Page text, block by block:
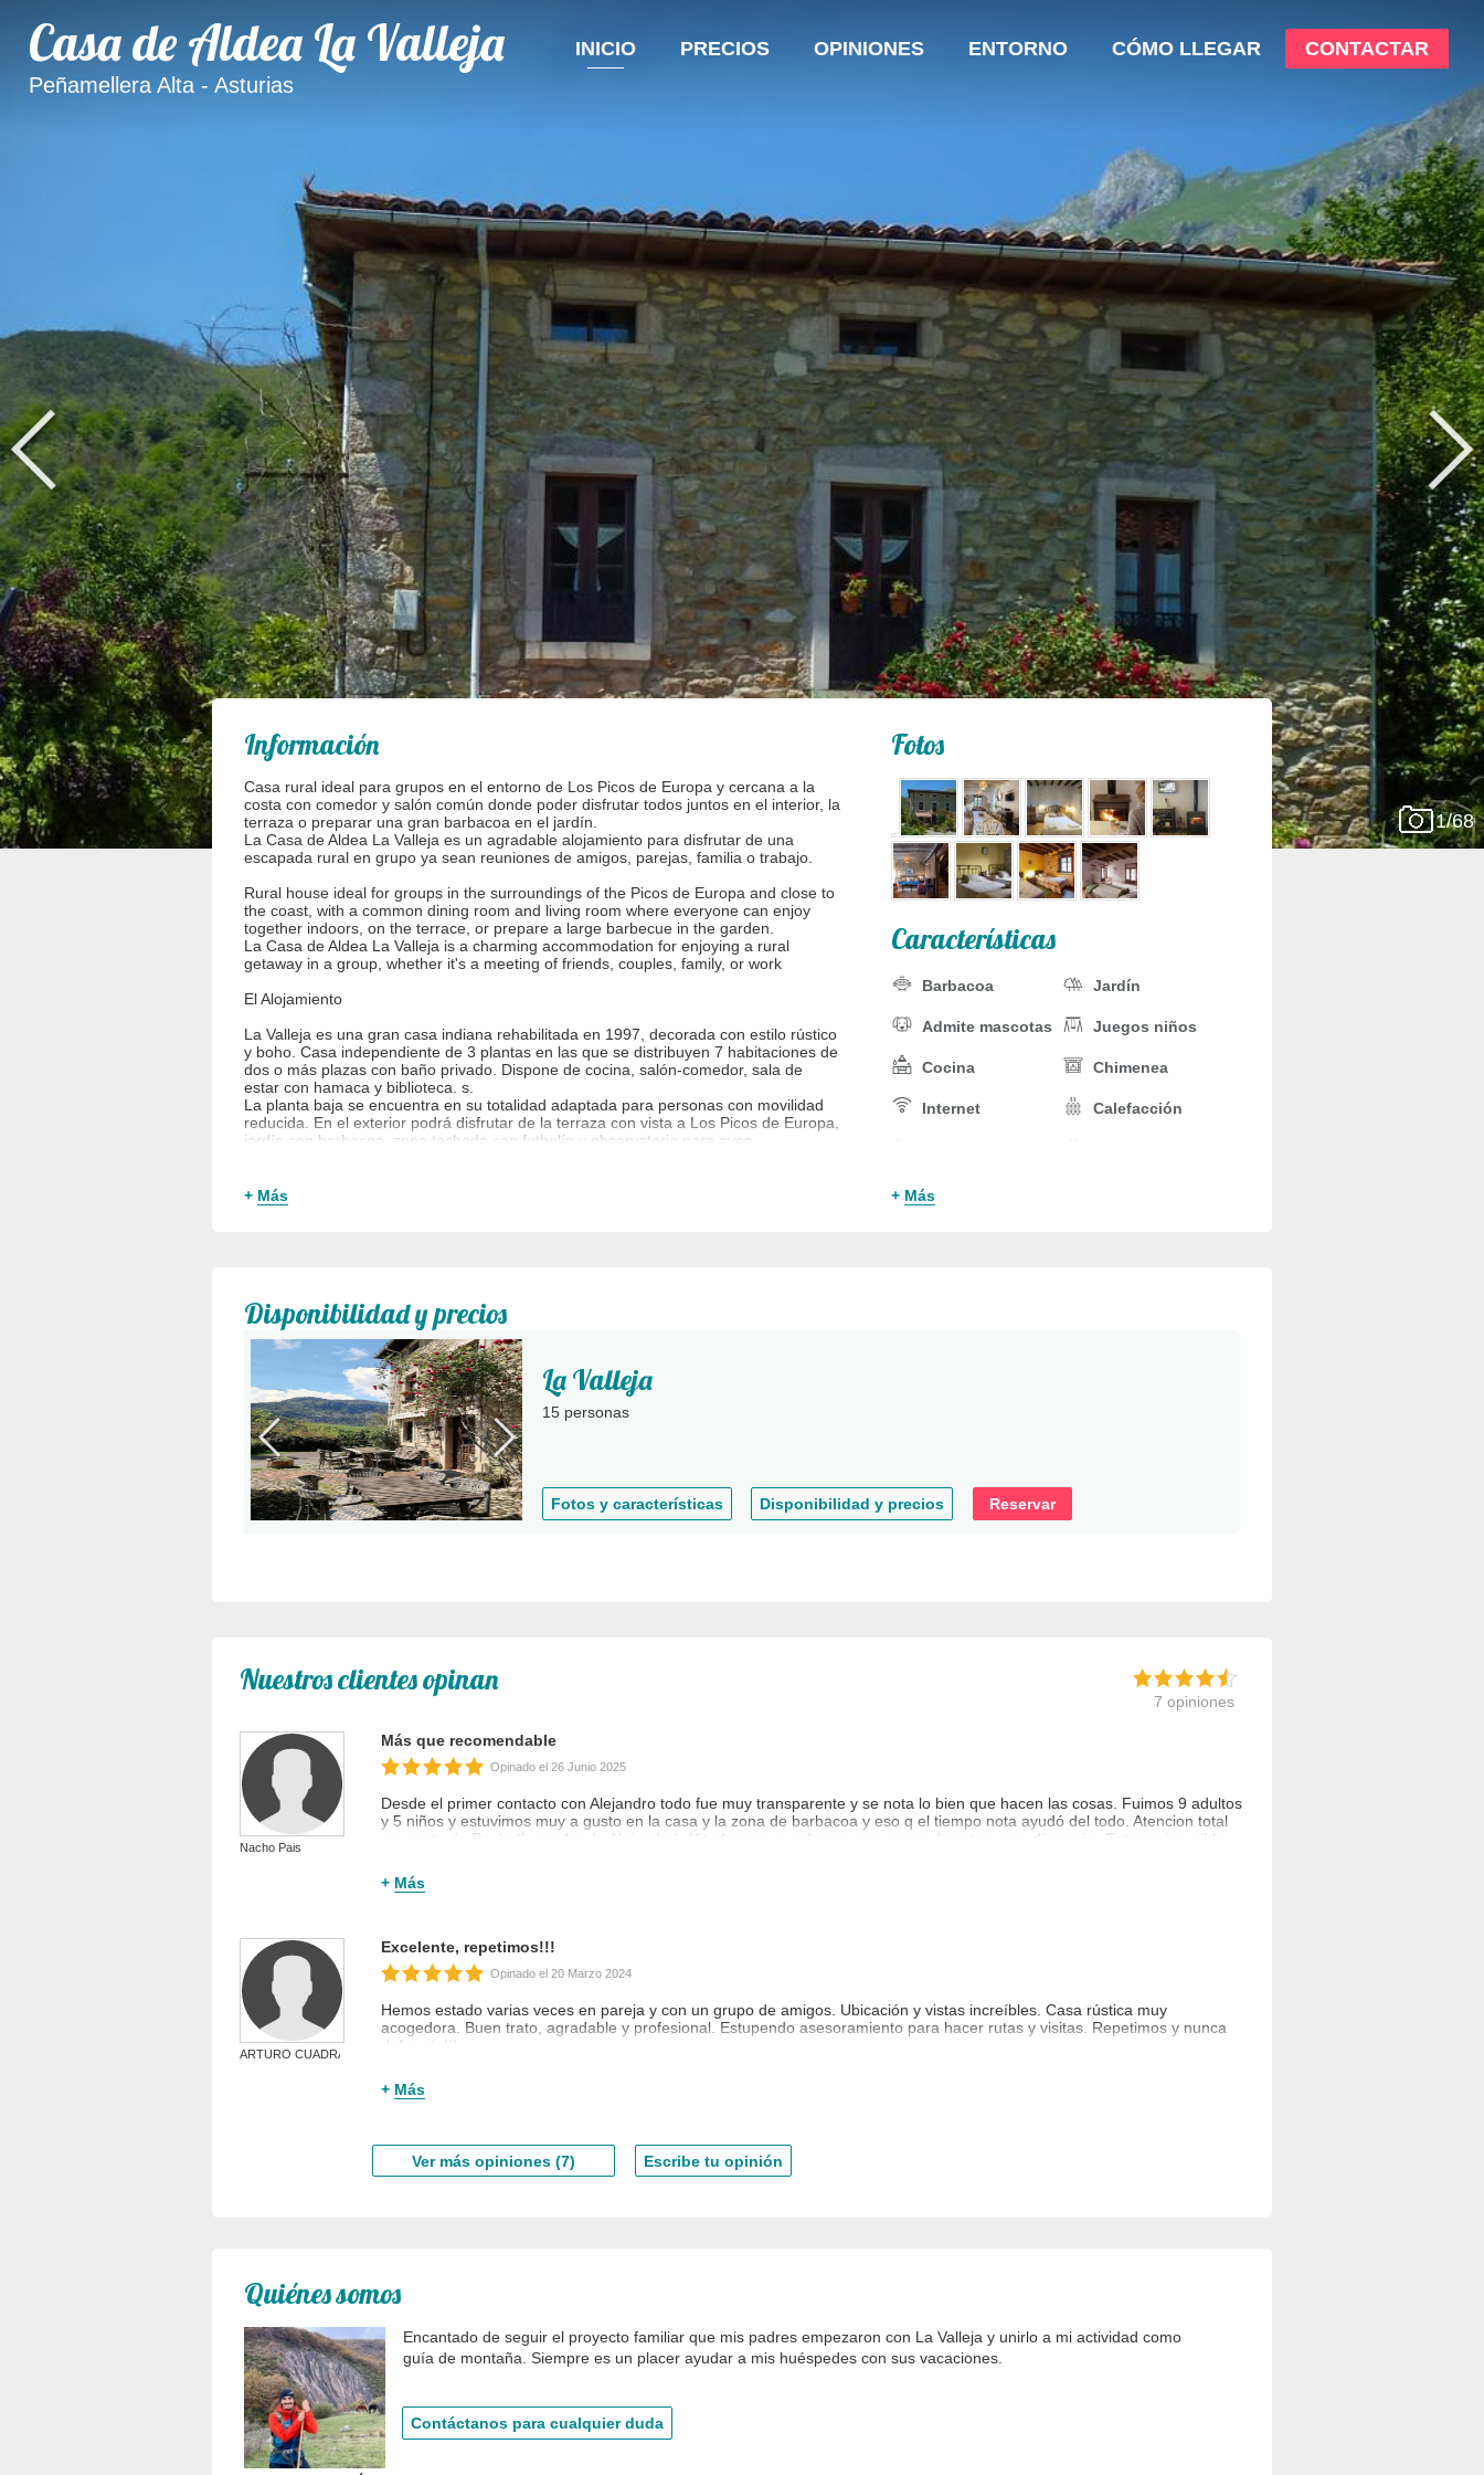
Casa de Aldea La Valleja
Peñamellera Alta - Asturias
INICIO PRECIOS OPINIONES ENTORNO CÓMO LLEGAR CONTACTAR
1/68
Información
Casa rural ideal para grupos en el entorno de Los Picos de Europa y cercana a la
costa con comedor y salón común donde poder disfrutar todos juntos en el interior, la
terraza o preparar una gran barbacoa en el jardín.
La Casa de Aldea La Valleja es un agradable alojamiento para disfrutar de una
escapada rural en grupo ya sean reuniones de amigos, parejas, familia o trabajo.
Rural house ideal for groups in the surroundings of the Picos de Europa and close to
the coast, with a common dining room and living room where everyone can enjoy
together indoors, on the terrace, or prepare a large barbecue in the garden.
La Casa de Aldea La Valleja is a charming accommodation for enjoying a rural
getaway in a group, whether it's a meeting of friends, couples, family, or work
El Alojamiento
La Valleja es una gran casa indiana rehabilitada en 1997, decorada con estilo rústico
y boho. Casa independiente de 3 plantas en las que se distribuyen 7 habitaciones de
dos o más plazas con baño privado. Dispone de cocina, salón-comedor, sala de
estar con hamaca y biblioteca. s.
La planta baja se encuentra en su totalidad adaptada para personas con movilidad
reducida. En el exterior podrá disfrutar de la terraza con vista a Los Picos de Europa,
jardín con barbacoa, zona techada con futbolín y observatorio para aves.
Llanes, concretamente en la falda del Paisaje Protegido de La Sierra del Cuera.
Nos encontramos muy cercana del Parque Nacional de Picos de Europa; a tan sólo
12 km de Arenas de Cabrales, entrada principal del Parque Nacional de Picos de
Europa y de la Ruta del Cares desde Asturias.
La Valleja en un punto estratégico para preparar tus vacaciones, a 45' en coche
tenéis la posibilidad de visitar Covadonga, Potes, Llanes, Ribadesella, Cangas de
Onís, Comillas o Sotres entre otros lugares de interés turístico.
En los alrededores del alojamiento existen actividades y rincones únicos,
desconocidos para la mayoría pero que con nuestros consejos podréis conocer y
disfrutar de experiencias locales.
Y si lo que os apetece es disfrutar de la tranquilidad del entorno de nuestra aldea,
+ Más
Fotos
Características
Barbacoa Jardín
Admite mascotas Juegos niños
Cocina Chimenea
Internet Calefacción
Cuna
+ Más
Disponibilidad y precios
La Valleja
15 personas
Fotos y características Disponibilidad y precios Reservar
Nuestros clientes opinan
7 opiniones
Nacho Pais
Más que recomendable
Opinado el 26 Junio 2025
Desde el primer contacto con Alejandro todo fue muy transparente y se nota lo bien que hacen las cosas. Fuimos 9 adultos
y 5 niños y estuvimos muy a gusto en la casa y la zona de barbacoa y eso q el tiempo nota ayudó del todo. Atencion total
por parte de Paula (la madre de Alejandro). Y todos nos quedamos con ganas de estar unos días más. Entorno increíble.
para niños, tumbonas de árbol, hasta futbolín!!!! De 12 sobre 10!!!!
Nacho Pais en escapadarural.com
+ Más
ARTURO CUADRADO ...
Excelente, repetimos!!!
Opinado el 20 Marzo 2024
Hemos estado varias veces en pareja y con un grupo de amigos. Ubicación y vistas increíbles. Casa rústica muy
acogedora. Buen trato, agradable y profesional. Estupendo asesoramiento para hacer rutas y visitas. Repetimos y nunca
defrauda!!!
+ Más
Ver más opiniones (7) Escribe tu opinión
Quiénes somos
Encantado de seguir el proyecto familiar que mis padres empezaron con La Valleja y unirlo a mi actividad como
guía de montaña. Siempre es un placer ayudar a mis huéspedes con sus vacaciones.
Contáctanos para cualquier duda